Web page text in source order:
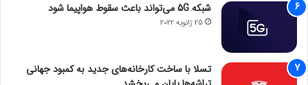
شبکه 5G می‌تواند باعث سقوط هواپیما شود
25 ژانویه 2022
تسلا با ساخت کارخانه‌های جدید به کمبود جهانی